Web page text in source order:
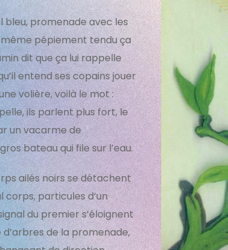
bleu, promenade avec les
même pépiement tendu ça
dit que ça lui rappelle
entend ses copains jouer
volière, voilà le mot :
ils parlent plus fort, le
un vacarme de
bateau qui file sur l’eau.
ailés noirs se détachent
corps, particules d’un
du premier s’éloignent
de la promenade,